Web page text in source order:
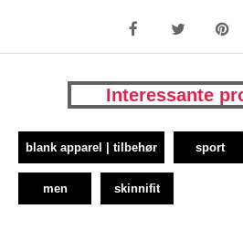
Interessante
blank apparel | tilbehør sport
men skinnifit